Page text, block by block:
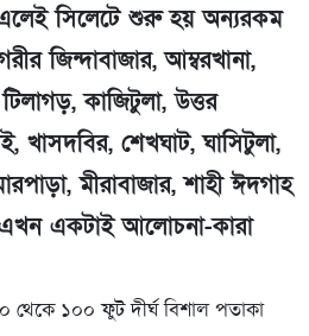
এলেই সিলেটে শুরু হয় অন্যরকম
জিন্দাবাজার, আম্বরখানা,
কাজিটুলা, উত্তর
খাসদবির, শেখঘাট, ঘাসিটুলা,
মীরাবাজার, শাহী ঈদগাহ
একটাই আলোচনা-কারা
থেকে ১০০ ফুট দীর্ঘ বিশাল পতাকা